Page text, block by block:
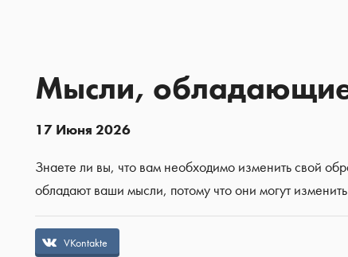
Мысли, обладающие
17 Июня 2026
Знаете ли вы, что вам необходимо изменить свой
обладают ваши мысли, потому что они могут
VKontakte